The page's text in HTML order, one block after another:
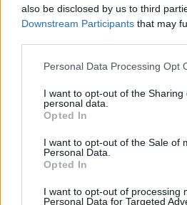
also be disclosed by us to third
Downstream Participants that may
Personal Data Processing Opt
I want to opt-out of the Sharing
personal data.
Opted In
I want to opt-out of the Sale of
Personal Data.
Opted In
I want to opt-out of processing
Personal Data for Targeted
Fashion Εβδομάδα Μόδας Νέας
Mad.gr στο
Μοιράσου αυτό